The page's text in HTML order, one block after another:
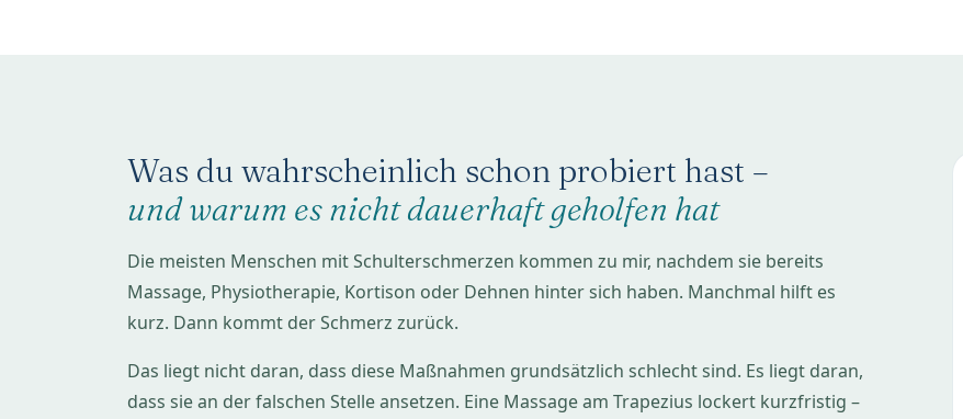
Was du wahrscheinlich schon probiert hast –
und warum es nicht dauerhaft geholfen hat
Die meisten Menschen mit Schulterschmerzen kommen zu mir, nachdem sie bereits
Massage, Physiotherapie, Kortison oder Dehnen hinter sich haben. Manchmal hilft es
kurz. Dann kommt der Schmerz zurück.
Das liegt nicht daran, dass diese Maßnahmen grundsätzlich schlecht sind. Es liegt daran,
dass sie an der falschen Stelle ansetzen. Eine Massage am Trapezius lockert kurzfristig –